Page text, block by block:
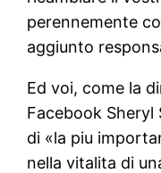
perennemente
aggiunto
Ed voi, come la
Facebook
di «la piu
nella vitalita di